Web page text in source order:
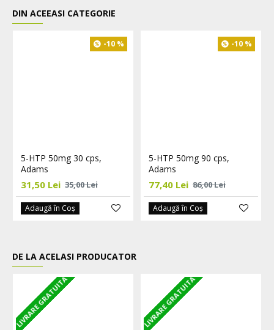
DIN ACEEASI CATEGORIE
-10 %
5-HTP 50mg 30 cps,
Adams
31,50 Lei 35,00 Lei
Adaugă în Coş
-10 %
5-HTP 50mg 90 cps,
Adams
77,40 Lei 86,00 Lei
Adaugă în Coş
DE LA ACELASI PRODUCATOR
LIVRARE GRATUITA LIVRARE GRATUITA